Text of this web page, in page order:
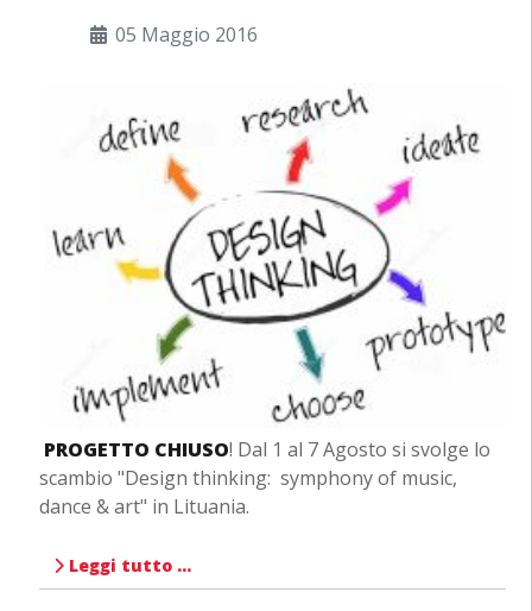
05 Maggio 2016
PROGETTO CHIUSO! Dal 1 al 7 Agosto si svolge lo
scambio "Design thinking: symphony of music,
dance & art" in Lituania.
Leggi tutto …